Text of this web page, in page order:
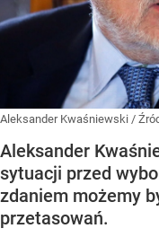
Aleksander Kwaśniewski /
Aleksander
sytuacji przed
zdaniem możemy
przetasowań.